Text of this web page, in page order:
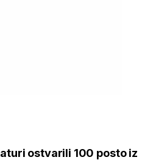
ostvarili 100 posto iz